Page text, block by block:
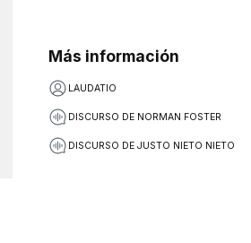
Más información
LAUDATIO
DISCURSO DE NORMAN FOSTER
DISCURSO DE JUSTO NIETO NIETO